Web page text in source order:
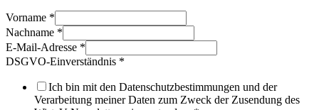
Vorname *
Nachname *
E-Mail-Adresse *
DSGVO-Einverständnis *
Ich bin mit den Datenschutzbestimmungen und der
Verarbeitung meiner Daten zum Zweck der Zusendung des